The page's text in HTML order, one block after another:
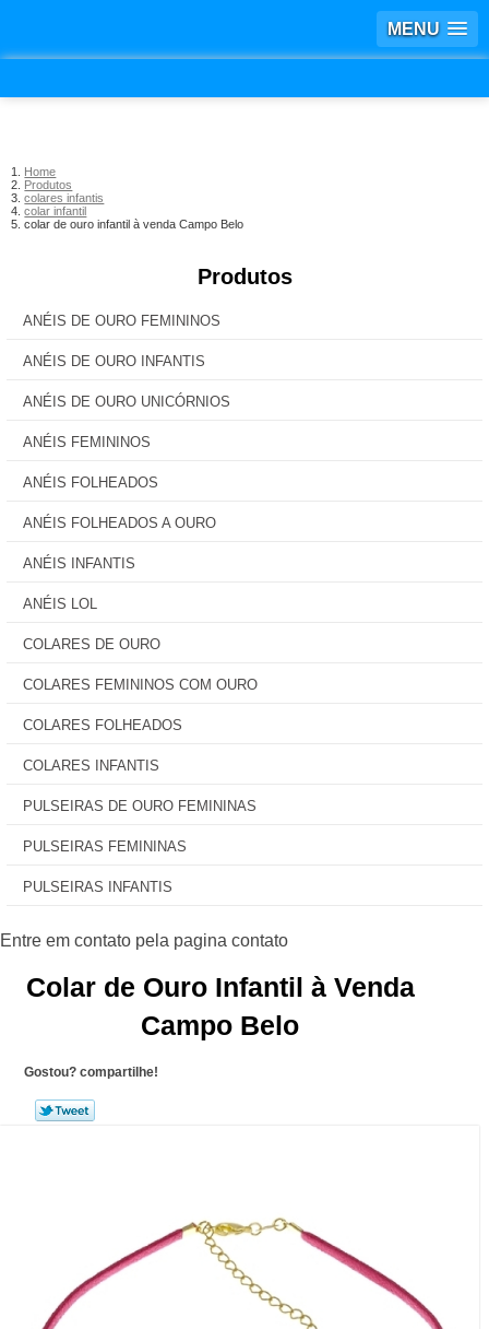
MENU
Home
Produtos
colares infantis
colar infantil
colar de ouro infantil à venda Campo Belo
Produtos
ANÉIS DE OURO FEMININOS
ANÉIS DE OURO INFANTIS
ANÉIS DE OURO UNICÓRNIOS
ANÉIS FEMININOS
ANÉIS FOLHEADOS
ANÉIS FOLHEADOS A OURO
ANÉIS INFANTIS
ANÉIS LOL
COLARES DE OURO
COLARES FEMININOS COM OURO
COLARES FOLHEADOS
COLARES INFANTIS
PULSEIRAS DE OURO FEMININAS
PULSEIRAS FEMININAS
PULSEIRAS INFANTIS
Colar de Ouro Infantil à Venda
Campo Belo
Gostou? compartilhe!